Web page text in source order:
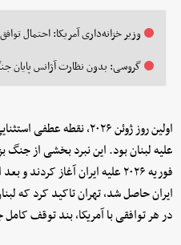
وزیر خزانه‌داری آمریکا: احتمال
گروسی: بدون نظارت آژانس پایان
اولین روز ژوئن ۲۰۲۶،
فوریه ۲۰۲۶ علیه ایران آغاز
ایران حاصل شد، تهران تاکید کرد که
در هر توافقی با آمریکا، بند توقف